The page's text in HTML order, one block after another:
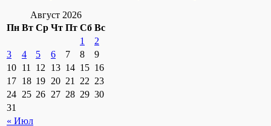
Август 2026
Пн Вт Ср Чт Пт Сб Вс
« Июл
1
2
3
4 5 6 7 8
9
10 11 12 13 14 15 16
17 18 19 20 21 22 23
24 25 26 27 28 29 30
31